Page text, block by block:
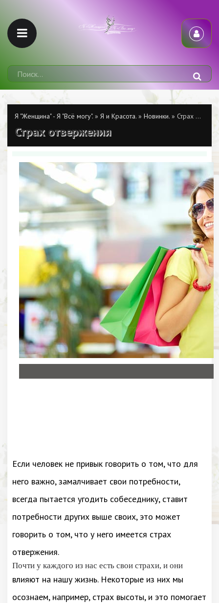
Я "Женщина" - Я "Всё могу". » Я и Красота. » Новинки. » Страх отвержения
Страх отвержения
Если человек не привык говорить о том, что для
него важно, замалчивает свои потребности,
всегда пытается угодить собеседнику, ставит
потребности других выше своих, это может
говорить о том, что у него имеется страх
отвержения.
Почти у каждого из нас есть свои страхи, и они
влияют на нашу жизнь. Некоторые из них мы
осознаем, например, страх высоты, и это помогает